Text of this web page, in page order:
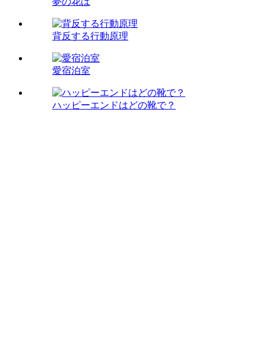
背反する行動原理
愛宿泊室
ハッピーエンドはどの靴で？